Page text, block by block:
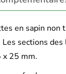
en sapin non
Les sections
x 25 mm.